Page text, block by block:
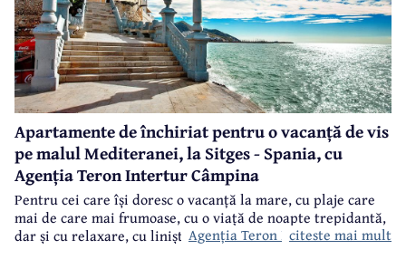
Apartamente de închiriat pentru o vacanță de vis
pe malul Mediteranei, la Sitges - Spania, cu
Agenția Teron Intertur Câmpina
Pentru cei care își doresc o vacanță la mare, cu plaje care
mai de care mai frumoase, cu o viață de noapte trepidantă,
dar și cu relaxare, cu liniște și cu posibilitatea de a face o
Agenția Teron Intertur Câmpina
citeste mai mult